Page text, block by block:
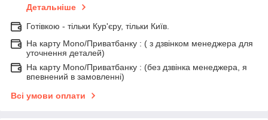
Детальніше
Готівкою - тільки Кур'єру, тільки Київ.
На карту Mono/Приватбанку : ( з дзвінком менеджера для
уточнення деталей)
На карту Mono/Приватбанку : (без дзвінка менеджера, я
впевнений в замовленні)
Всі умови оплати